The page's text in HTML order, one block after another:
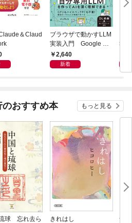
＆Claud
ブラウザで動かすLLM
実装入門 Google Col
aboratoryで実践するL
LM・RAG・ファイン
2,640
新着
報
おすすめ本 もっと見る
球 忘れ去ら
きれはし 母